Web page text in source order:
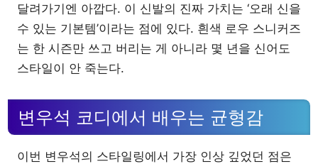
달려가기엔 아깝다. 이 신발의 진짜 가치는 ‘오래 신을
수 있는 기본템’이라는 점에 있다. 흰색 로우 스니커즈
는 한 시즌만 쓰고 버리는 게 아니라 몇 년을 신어도
스타일이 안 죽는다.
변우석 코디에서 배우는 균형감
이번 변우석의 스타일링에서 가장 인상 깊었던 점은